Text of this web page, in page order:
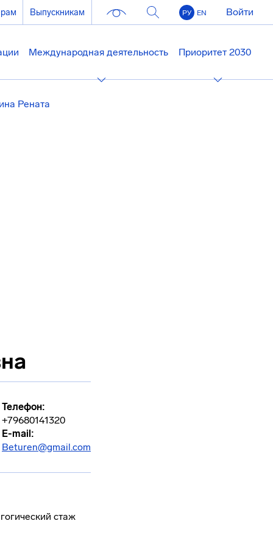
Выпускникам РУ EN Войти
Международная деятельность Приоритет 2030
Рената
Телефон:
+79680141320
E-mail:
Beturen@gmail.com
стаж